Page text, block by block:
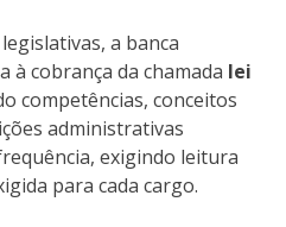
a banca
cobrança da chamada lei
competências, conceitos
administrativas
exigindo leitura
para cada cargo.